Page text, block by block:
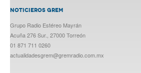
NOTICIEROS GREM
Grupo Radio Estéreo Mayrán
Acuña 276 Sur., 27000 Torreón
01 871 711 0260
actualidadesgrem@gremradio.com.mx